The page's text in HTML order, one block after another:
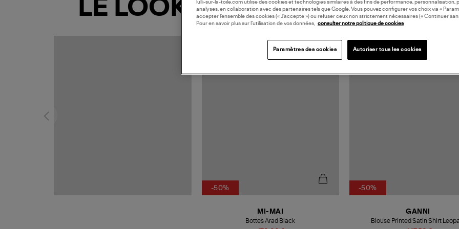
LE LOOK
-50%
MI-MAI
Bottes Arad Black
-50%
GANNI
Blouse Printed Satin Shirt
lulli-sur-la-toile.com utilise des cookies et technologies similaires à des fins de performance, personnalisation,
analyses, en collaboration avec des partenaires tels que Google. Vous pouvez configurer vos choix via «
accepter l’ensemble des cookies (« J’accepte ») ou refuser ceux non strictement nécessaires (« Continuer
Pour en savoir plus sur l’utilisation de vos données, consulter notre politique de cookies
Paramètres des cookies Autoriser tous les cookies